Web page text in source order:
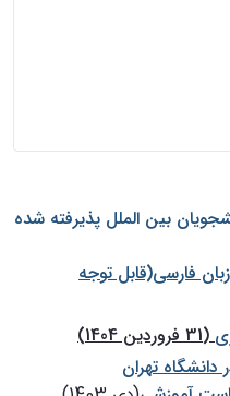
بين الملل پذيرفته شده
فارسی(قابل توجه
(31 فروردین 1404)
دانشگاه تهران